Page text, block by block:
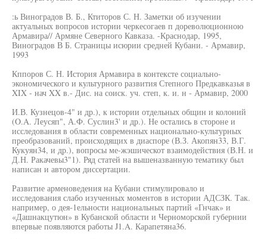
:ь Виноградов В. Б., Ктиторов С. Н. Заметки об изучении
актуальных вопросов истории черкесогаев п дореволюционною
Армавира// Армяне Северного Кавказа. -Краснодар, 1995,
Виноградов В Б. Страницы исюрии средней Кубани. - Армавир,
1993
Кппоров С. Н. История Армавира в контексте социально-
экономического и культурного развития Степного Предкавказья в
XIX - нач XX в.- Дис. на соиск. уч. степ, к. и. н - Армавир, 2000
И.В. Кузнецов-4" и др.), к истории отдельных общин и колоний
(O.A. Леусяп", А.Ф. Суслин3' и др.). Не остались в стороне и
исследования в области современных национально-культурных
преобразований, происходящих в диаспоре (В.З. Акопян33, В.Г.
Кукуян34, и др.), вопросы ме-жэшическот взаимодействия (В.Н. и
Д.Н. Ракачевы3"1). Ряд статей на вышеназванную тематику был
написан и автором диссертации.
Развитие арменоведения на Кубани стимулировало и
исследования слабо изученных моментов в истории АДСЗК. Так.
например, о дея-1ельности национальных партий «Гнчак» и
«Дашнакцутюн» в Кубанской области и Черноморской губернии
впервые появляются работы J1.A. Карапетяна36.